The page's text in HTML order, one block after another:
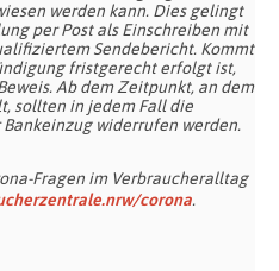
werden kann. Dies gelingt
per Post als Einschreiben mit
Sendebericht. Kommt
fristgerecht erfolgt ist,
Ab dem Zeitpunkt, an dem
sollten in jedem Fall die
widerrufen werden.
Fragen im Verbraucheralltag
corona.